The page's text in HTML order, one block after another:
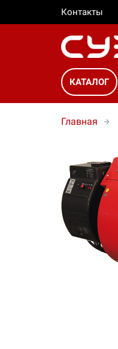
Контакты
КАТАЛОГ
Главная